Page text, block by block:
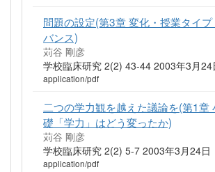
問題の設定(第3章 変化・授業タイプ
バンス)
苅谷 剛彦
学校臨床研究 2(2) 43-44 2003年3月24
application/pdf
二つの学力観を越えた議論を(第1章
礎「学力」はどう変ったか)
苅谷 剛彦
学校臨床研究 2(2) 5-7 2003年3月24日
application/pdf